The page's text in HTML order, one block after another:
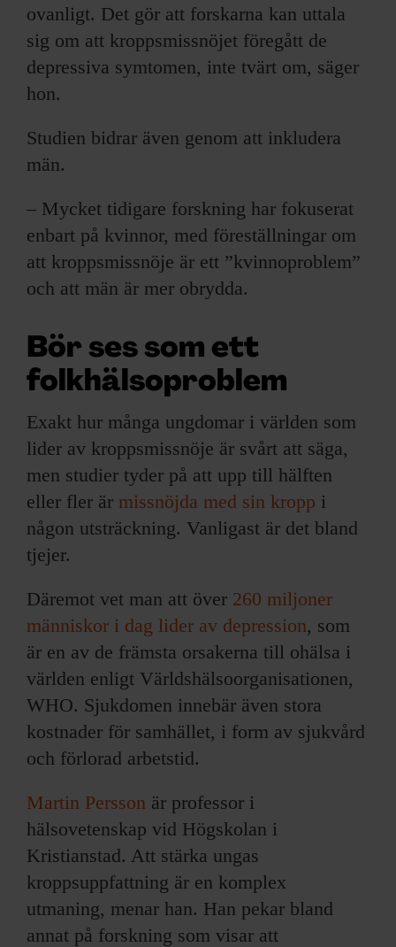
ovanligt. Det gör att forskarna kan uttala
sig om att kroppsmissnöjet föregått de
depressiva symtomen, inte tvärt om, säger
hon.
Studien bidrar även genom att inkludera
män.
– Mycket tidigare forskning har fokuserat
enbart på kvinnor, med föreställningar om
att kroppsmissnöje är ett ”kvinnoproblem”
och att män är mer obrydda.
Bör ses som ett
folkhälsoproblem
Exakt hur många ungdomar i världen som
lider av kroppsmissnöje är svårt att säga,
men studier tyder på att upp till hälften
eller fler är missnöjda med sin kropp i
någon utsträckning. Vanligast är det bland
tjejer.
Däremot vet man att över 260 miljoner
människor i dag lider av depression, som
är en av de främsta orsakerna till ohälsa i
världen enligt Världshälsoorganisationen,
WHO. Sjukdomen innebär även stora
kostnader för samhället, i form av sjukvård
och förlorad arbetstid.
Martin Persson är professor i
hälsovetenskap vid Högskolan i
Kristianstad. Att stärka ungas
kroppsuppfattning är en komplex
utmaning, menar han. Han pekar bland
annat på forskning som visar att